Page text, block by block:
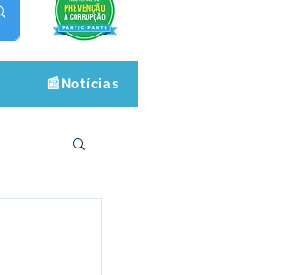
📰Notícias